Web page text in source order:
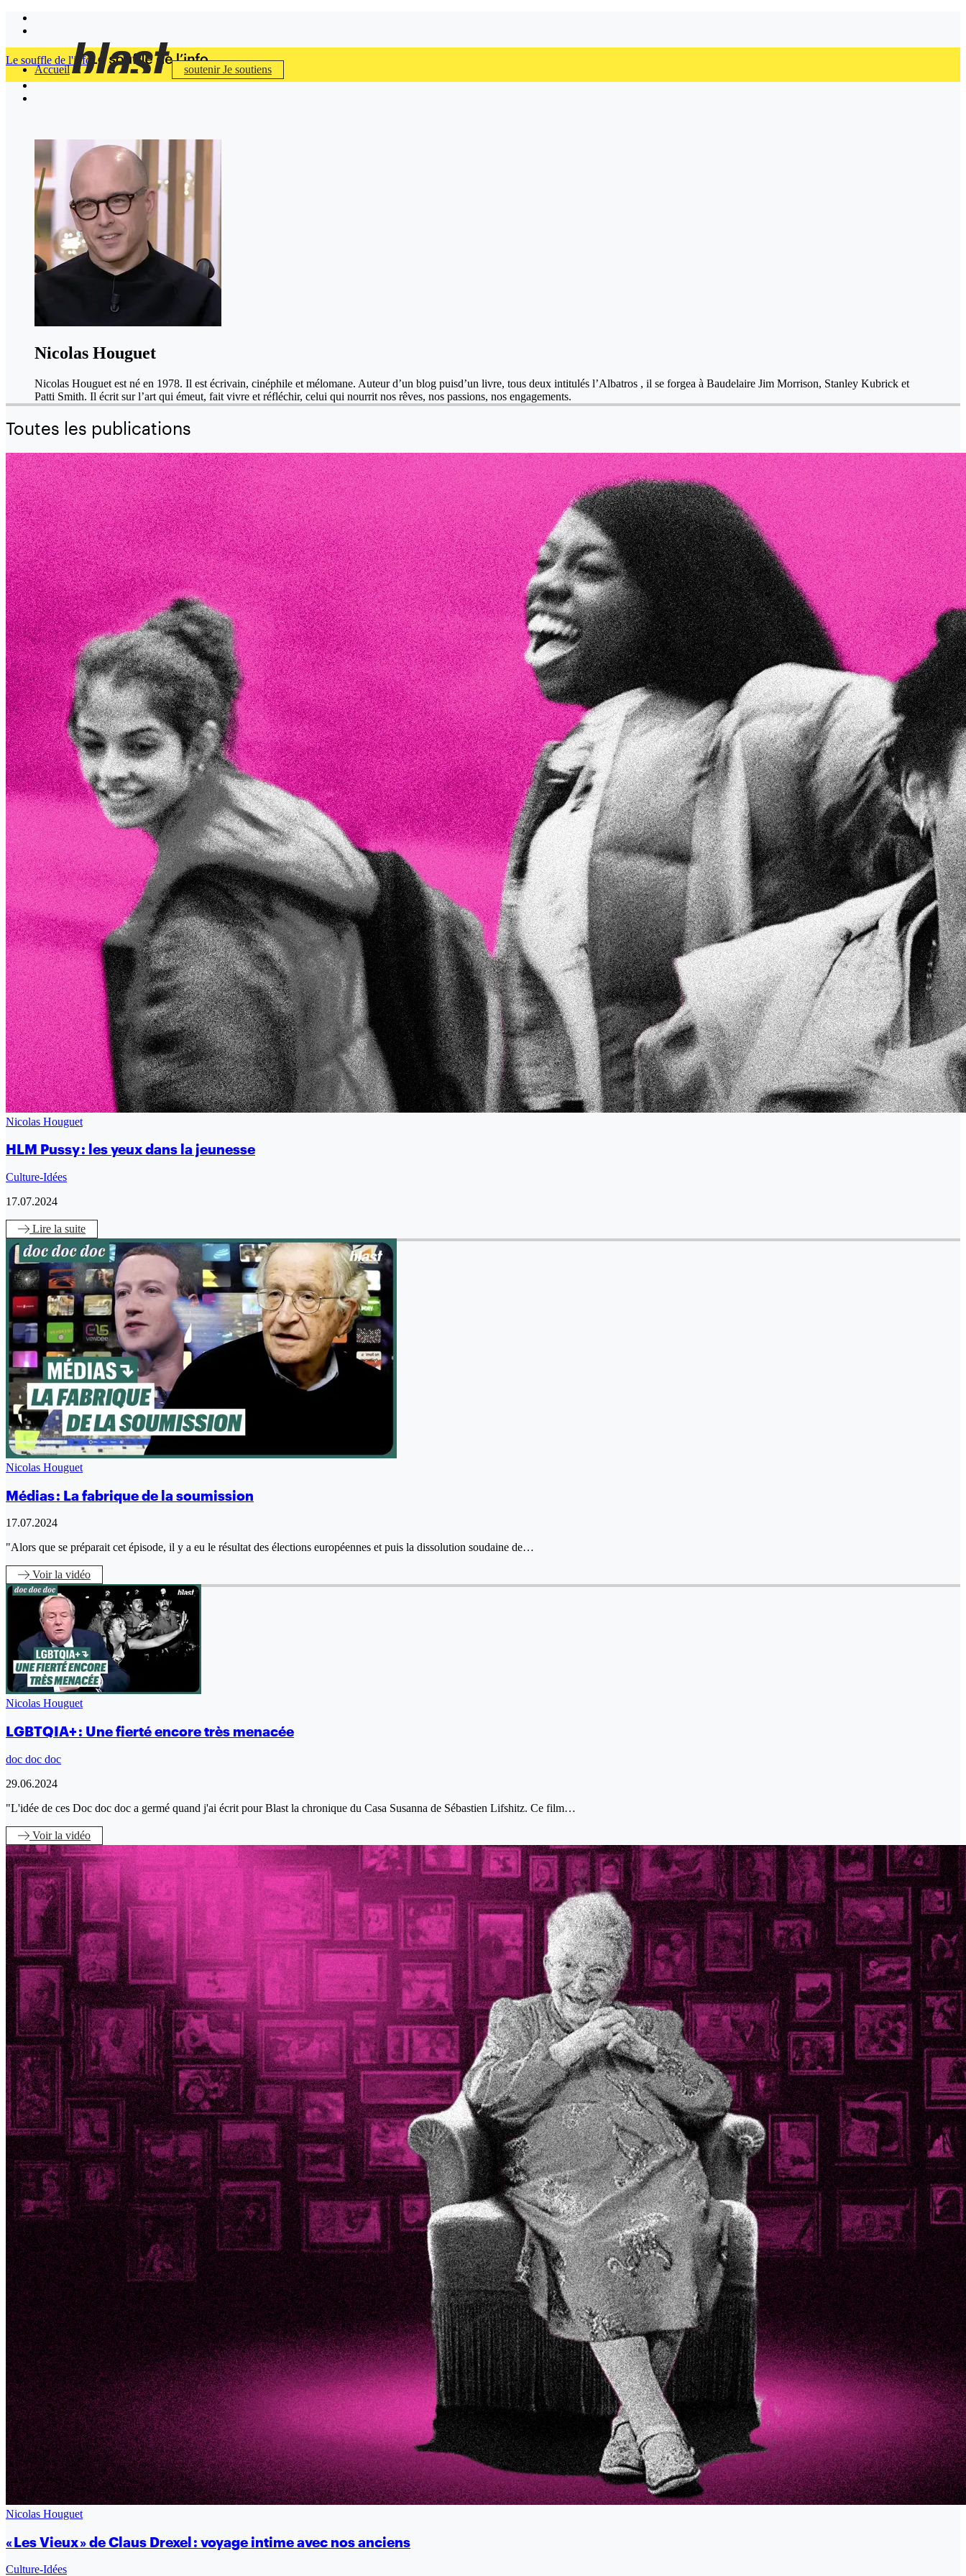
Accueil soutenirJe soutiens
Le souffle de l'info
Nicolas Houguet
Nicolas Houguet est né en 1978. Il est écrivain, cinéphile et mélomane. Auteur d’un blog puisd’un livre, tous deux intitulés l’Albatros , il se forgea à Baudelaire Jim Morrison, Stanley Kubrick et
Patti Smith. Il écrit sur l’art qui émeut, fait vivre et réfléchir, celui qui nourrit nos rêves, nos passions, nos engagements.
Toutes les publications
Nicolas Houguet
HLM Pussy : les yeux dans la jeunesse
Culture-Idées
17.07.2024
Lire la suite
Nicolas Houguet
Médias : La fabrique de la soumission
17.07.2024
"Alors que se préparait cet épisode, il y a eu le résultat des élections européennes et puis la dissolution soudaine de…
Voirla vidéo
Nicolas Houguet
LGBTQIA+ : Une fierté encore très menacée
doc doc doc
29.06.2024
"L'idée de ces Doc doc doc a germé quand j'ai écrit pour Blast la chronique du Casa Susanna de Sébastien Lifshitz. Ce film…
Voirla vidéo
Nicolas Houguet
« Les Vieux » de Claus Drexel : voyage intime avec nos anciens
Culture-Idées